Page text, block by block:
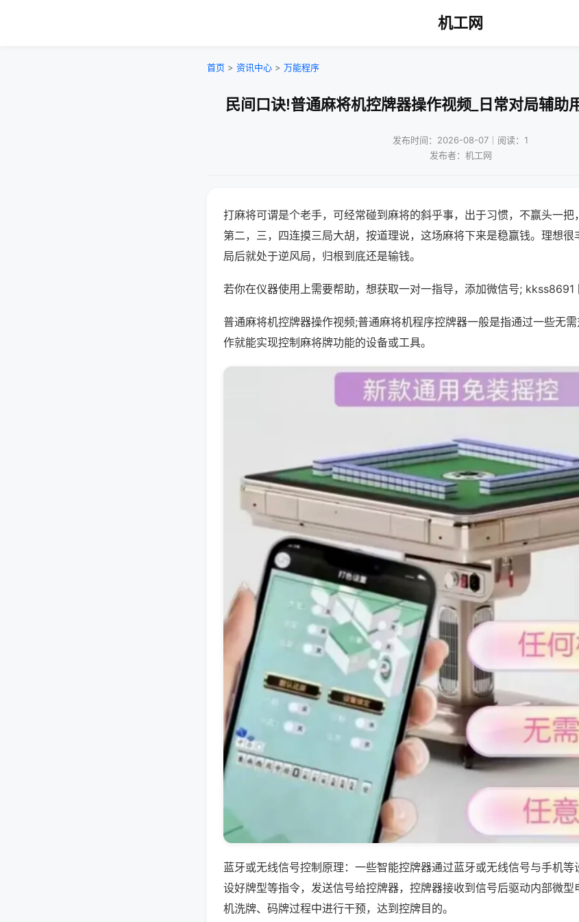
机工网
首页 > 资讯中心 > 万能程序
民间口诀!普通麻将机控牌器操作视频_日常对局辅助
发布时间：2026-08-07｜阅读：1
发布者：机工网
打麻将可谓是个老手，可经常碰到麻将的斜乎事，出于习惯，不赢头一把
第二，三，四连摸三局大胡，按道理说，这场麻将下来是稳赢钱。理想很
局后就处于逆风局，归根到底还是输钱。
若你在仪器使用上需要帮助，想获取一对一指导，添加微信号; kkss8691
普通麻将机控牌器操作视频;普通麻将机程序控牌器一般是指通过一些无
作就能实现控制麻将牌功能的设备或工具。
蓝牙或无线信号控制原理：一些智能控牌器通过蓝牙或无线信号与手机
设好牌型等指令，发送信号给控牌器，控牌器接收到信号后驱动内部微
机洗牌、码牌过程中进行干预，达到控牌目的。